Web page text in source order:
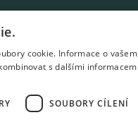
cookie. Informace o
s dalšími
SOUBORY CÍLENÍ